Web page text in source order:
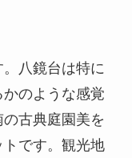
八鏡台は特に
のような感覚
古典庭園美を
です。観光地